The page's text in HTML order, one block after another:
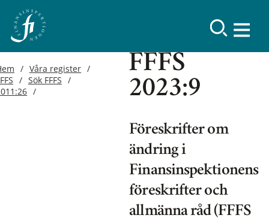
Våra register
Sök FFFS
FFFS
2023:9
Föreskrifter om
ändring i
Finansinspektionens
föreskrifter och
allmänna råd (FFFS